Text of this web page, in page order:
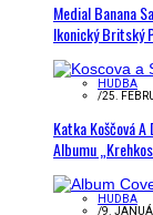
Medial Banana
Ikonický Britský
HUDBA
/25.
Katka Koščová
Albumu
HUDBA
/9.